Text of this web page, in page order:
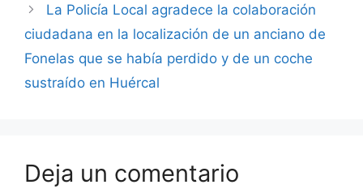
La Policía Local agradece la colaboración
ciudadana en la localización de un anciano de
Fonelas que se había perdido y de un coche
sustraído en Huércal
Deja un comentario